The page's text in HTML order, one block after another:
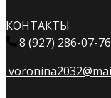
КОНТАКТЫ
8 (927) 286-07-76